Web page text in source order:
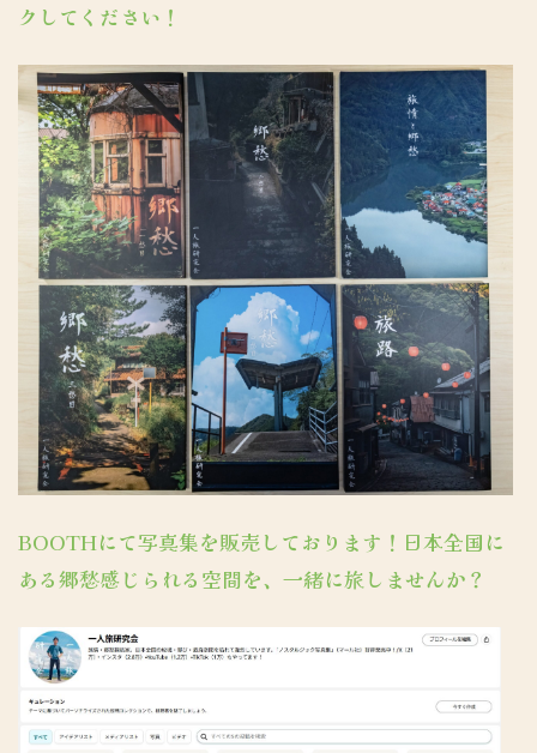
クしてください！
BOOTHにて写真集を販売しております！日本全国に
ある郷愁感じられる空間を、一緒に旅しませんか？